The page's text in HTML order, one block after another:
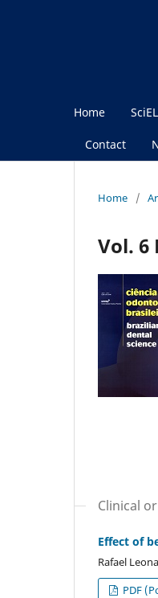
Home
Contact
Home /
Vol. 6
Clinical
Effect of
Rafael
PDF